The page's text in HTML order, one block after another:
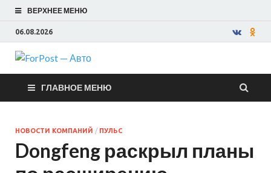
ВЕРХНЕЕ МЕНЮ
06.08.2026
ForPost —
Авто
ГЛАВНОЕ МЕНЮ
НОВОСТИ КОМПАНИЙ / ПУЛЬС
Dongfeng раскрыл планы